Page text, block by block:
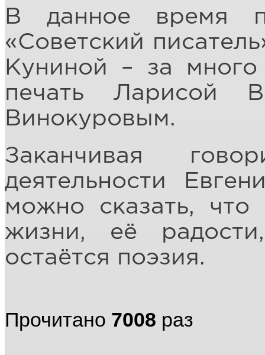
В данное время
«Советский
Куниной – за
печать Ларисой
Винокуровым.
Заканчивая
деятельности
можно сказать,
жизни, её
остаётся поэзия.
Прочитано 7008 раз